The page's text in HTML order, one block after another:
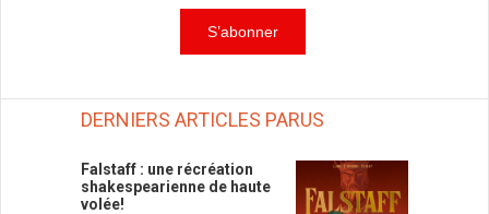
DERNIERS ARTICLES PARUS
Falstaff : une récréation
shakespearienne de haute
volée!